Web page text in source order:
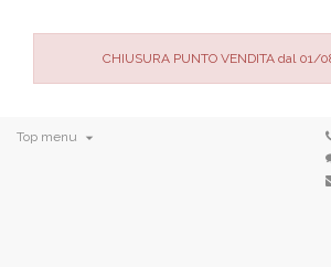
CHIUSURA PUNTO VENDITA dal 01/
Top menu 